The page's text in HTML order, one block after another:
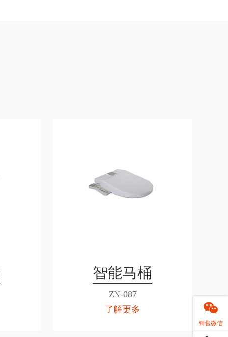
智能马桶
ZN-087
了解更多
销售微信